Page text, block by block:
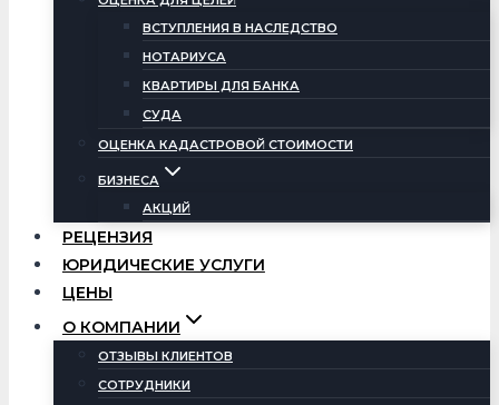
ВСТУПЛЕНИЯ В НАСЛЕДСТВО
НОТАРИУСА
КВАРТИРЫ ДЛЯ БАНКА
СУДА
ОЦЕНКА КАДАСТРОВОЙ СТОИМОСТИ
БИЗНЕСА
АКЦИЙ
РЕЦЕНЗИЯ
ЮРИДИЧЕСКИЕ УСЛУГИ
ЦЕНЫ
О КОМПАНИИ
ОТЗЫВЫ КЛИЕНТОВ
СОТРУДНИКИ